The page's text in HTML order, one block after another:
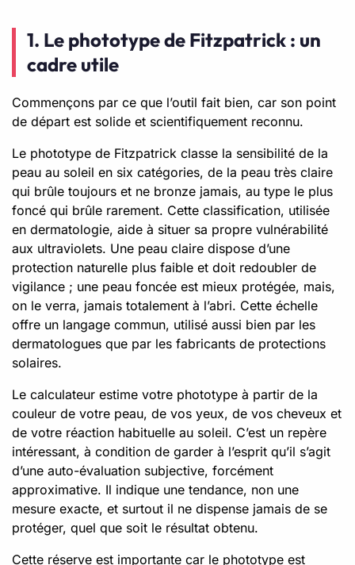
1. Le phototype de Fitzpatrick : un
cadre utile
Commençons par ce que l’outil fait bien, car son point
de départ est solide et scientifiquement reconnu.
Le phototype de Fitzpatrick classe la sensibilité de la
peau au soleil en six catégories, de la peau très claire
qui brûle toujours et ne bronze jamais, au type le plus
foncé qui brûle rarement. Cette classification, utilisée
en dermatologie, aide à situer sa propre vulnérabilité
aux ultraviolets. Une peau claire dispose d’une
protection naturelle plus faible et doit redoubler de
vigilance ; une peau foncée est mieux protégée, mais,
on le verra, jamais totalement à l’abri. Cette échelle
offre un langage commun, utilisé aussi bien par les
dermatologues que par les fabricants de protections
solaires.
Le calculateur estime votre phototype à partir de la
couleur de votre peau, de vos yeux, de vos cheveux et
de votre réaction habituelle au soleil. C’est un repère
intéressant, à condition de garder à l’esprit qu’il s’agit
d’une auto-évaluation subjective, forcément
approximative. Il indique une tendance, non une
mesure exacte, et surtout il ne dispense jamais de se
protéger, quel que soit le résultat obtenu.
Cette réserve est importante car le phototype est